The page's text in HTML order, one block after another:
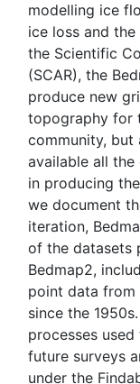
modelling ice
ice loss and
the Scientific
(SCAR), the
produce new
topography for
community, but
available all
in producing
we document
iteration,
of the datasets
Bedmap2,
point data from
since the
processes
future surveys
under the